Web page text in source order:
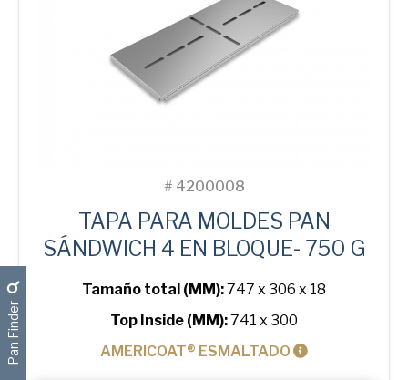
# 4200008
TAPA PARA MOLDES PAN
SÁNDWICH 4 EN BLOQUE- 750 G
Tamaño total (MM):747 x 306 x 18
Top Inside (MM):741 x 300
AMERICOAT® ESMALTADO
Pan Finder